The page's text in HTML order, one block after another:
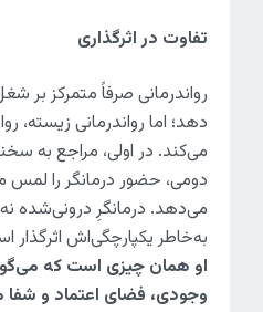
تفاوت در اثرگذاری
رواندرمانی صرفاً متمرکز بر
دهد؛ اما رواندرمانی زیسته،
می‌کند. در اولی، مراجع به
دومی، حضور درمانگر را لمس
می‌دهد. درمانگرِ درونی‌شده
به‌خاطر یکپارچگی‌اش اثرگذار
او همان چیزی است که
وجودی، فضای اعتماد و شفا